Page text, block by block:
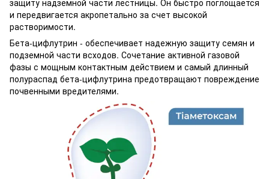
защиту надземной части лестницы. Он быстро поглощается
и передвигается акропетально за счет высокой
растворимости.
Бета-цифлутрин - обеспечивает надежную защиту семян и
подземной части всходов. Сочетание активной газовой
фазы с мощным контактным действием и самый длинный
полураспад бета-цифлутрина предотвращают повреждение
почвенными вредителями.